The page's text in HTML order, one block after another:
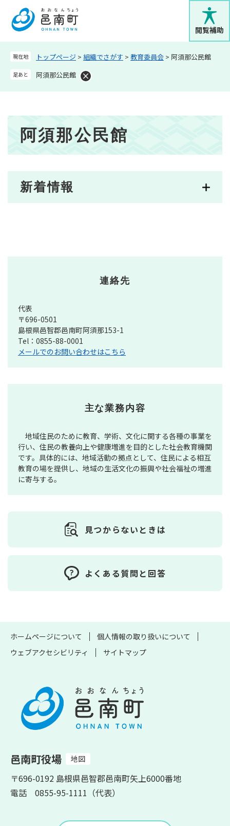
。
メニューを飛ばして本文へ
閲覧補助
現在地 トップページ > 組織でさがす > 教育委員会 > 阿須那公民館
足あと 阿須那公民館
阿須那公民館
新着情報
連絡先
代表
〒696-0501
島根県邑智郡邑南町阿須那153-1
Tel：0855-88-0001
メールでのお問い合わせはこちら
主な業務内容
地域住民のために教育、学術、文化に関する各種の事業を
行い、住民の教養向上や健康増進を目的とした社会教育機関
です。具体的には、地域活動の拠点として、住民による相互
教育の場を提供し、地域の生活文化の振興や社会福祉の増進
に寄与する。
見つからないときは
よくある質問と回答
ホームページについて
個人情報の取り扱いについて
ウェブアクセシビリティ
サイトマップ
邑南町役場 地図
〒696-0192 島根県邑智郡邑南町矢上6000番地
電話 0855-95-1111（代表）